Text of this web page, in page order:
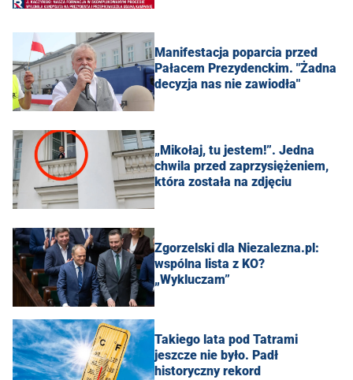
Manifestacja poparcia przed
Pałacem Prezydenckim. "Żadna
decyzja nas nie zawiodła"
„Mikołaj, tu jestem!”. Jedna
chwila przed zaprzysiężeniem,
która została na zdjęciu
Zgorzelski dla Niezalezna.pl:
wspólna lista z KO?
„Wykluczam”
Takiego lata pod Tatrami
jeszcze nie było. Padł
historyczny rekord